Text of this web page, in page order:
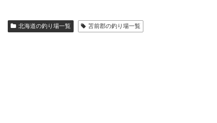
北海道の釣り場一覧 苫前郡の釣り場一覧